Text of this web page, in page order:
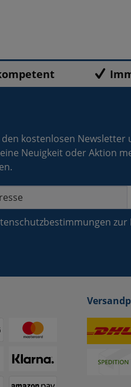
kostenlosen Newsletter
Neuigkeit oder Aktion
zur